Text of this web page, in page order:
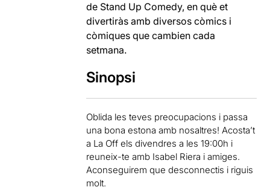
de Stand Up Comedy, en què et
divertiràs amb diversos còmics i
còmiques que cambien cada
setmana.
Sinopsi
Oblida les teves preocupacions i passa
una bona estona amb nosaltres! Acosta’t
a La Off els divendres a les 19:00h i
reuneix-te amb Isabel Riera i amiges.
Aconseguirem que desconnectis i riguis
molt.